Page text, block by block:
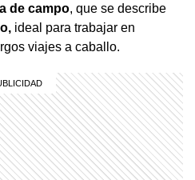
de campo, que se describe
ideal para trabajar en
viajes a caballo.